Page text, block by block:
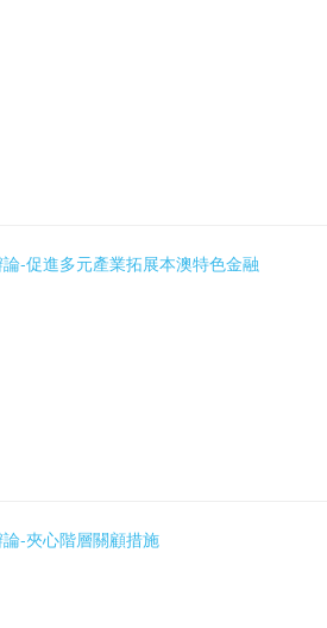
-促進多元產業拓展本澳特色金融
-夾心階層關顧措施